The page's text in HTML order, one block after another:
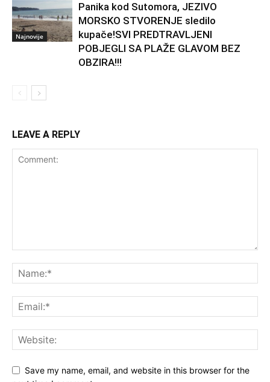
Najnovije
Panika kod Sutomora, JEZIVO
MORSKO STVORENJE sledilo
kupače!SVI PREDTRAVLJENI
POBJEGLI SA PLAŽE GLAVOM BEZ
OBZIRA!!!
LEAVE A REPLY
Save my name, email, and website in this browser for the